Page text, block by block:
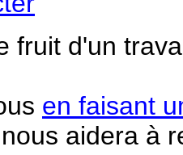
fruit d'un
en faisant
aidera à